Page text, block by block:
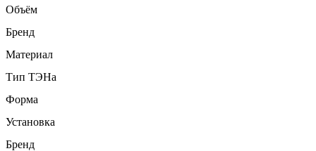
Объём
Бренд
Материал
Тип ТЭНа
Форма
Установка
Бренд